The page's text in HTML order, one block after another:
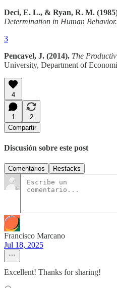
Deci, E. L., & Ryan, R. M.
Determination in Human Behavior.
3
Pencavel, J. (2014). The
University, Department of
4
1
2
Compartir
Discusión sobre este post
Comentarios Restacks
Francisco Marcano
Jul 18, 2025
Excellent! Thanks for sharing!